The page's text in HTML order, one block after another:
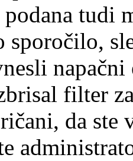
tudi
sporočilo,
filter
da